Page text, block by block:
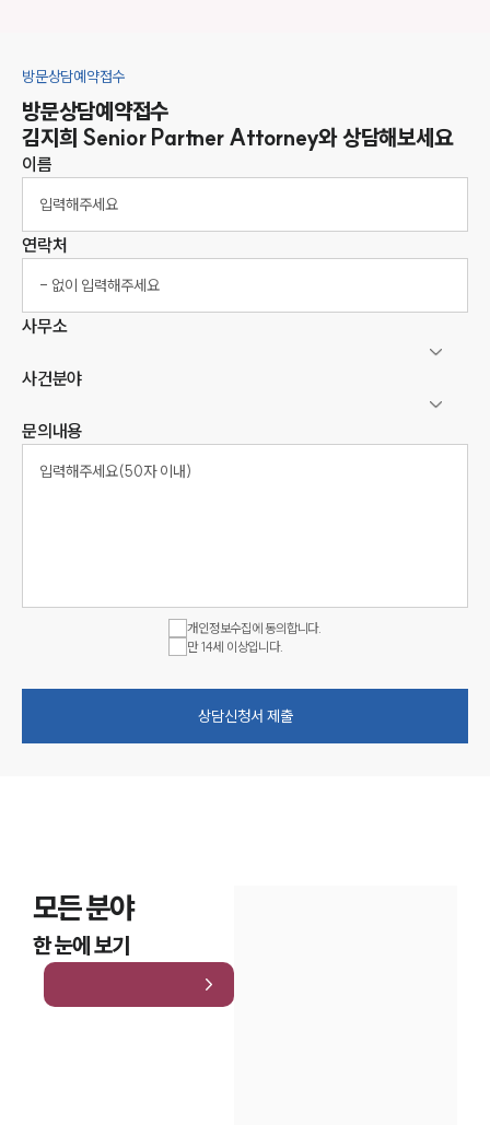
방문상담예약접수
방문상담예약접수
김지희 Senior Partner Attorney와 상담해보세요
이름
연락처
사무소
사건분야
문의내용
개인정보수집에 동의합니다.
만 14세 이상입니다.
상담신청서 제출
모든 분야
한 눈에 보기